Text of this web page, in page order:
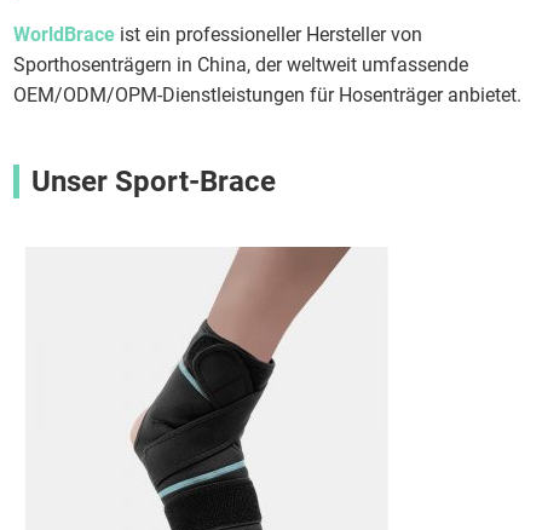
WorldBrace ist ein professioneller Hersteller von
Sporthosenträgern in China, der weltweit umfassende
OEM/ODM/OPM-Dienstleistungen für Hosenträger anbietet.
Unser Sport-Brace